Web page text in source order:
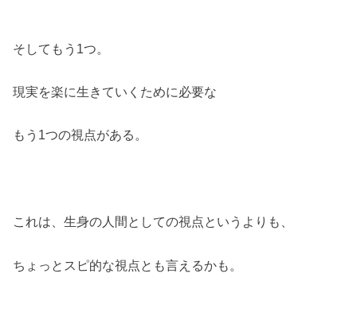
そしてもう1つ。
現実を楽に生きていくために必要な
もう1つの視点がある。
これは、生身の人間としての視点というよりも、
ちょっとスピ的な視点とも言えるかも。